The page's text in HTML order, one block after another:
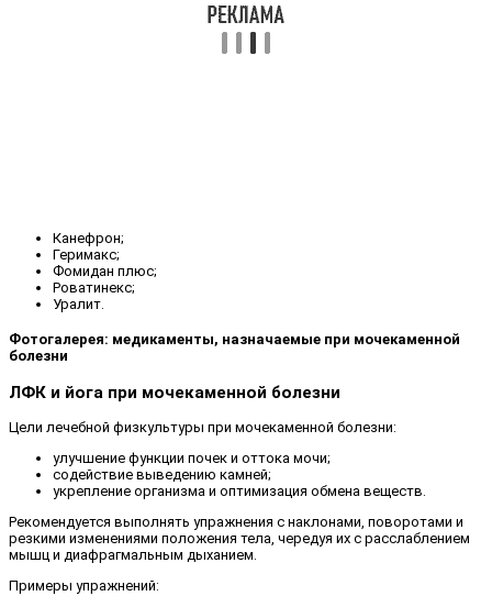
Канефрон;
Геримакс;
Фомидан плюс;
Роватинекс;
Уралит.
Фотогалерея: медикаменты, назначаемые при мочекаменной
болезни
ЛФК и йога при мочекаменной болезни
Цели лечебной физкультуры при мочекаменной болезни:
улучшение функции почек и оттока мочи;
содействие выведению камней;
укрепление организма и оптимизация обмена веществ.
Рекомендуется выполнять упражнения с наклонами, поворотами и
резкими изменениями положения тела, чередуя их с расслаблением
мышц и диафрагмальным дыханием.
Примеры упражнений: